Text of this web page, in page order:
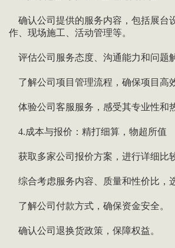
确认公司提供的服务内容，包括展台
作、现场施工、活动管理等。
评估公司服务态度、沟通能力和问题
了解公司项目管理流程，确保项目高
体验公司客服服务，感受其专业性和
4.成本与报价：精打细算，物超所值
获取多家公司报价方案，进行详细比
综合考虑服务内容、质量和性价比，
了解公司付款方式，确保资金安全。
确认公司退换货政策，保障权益。